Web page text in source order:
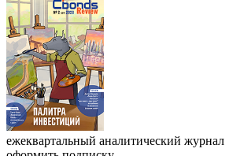
17.09.2026, Ташкент
ЖурналCbonds Review